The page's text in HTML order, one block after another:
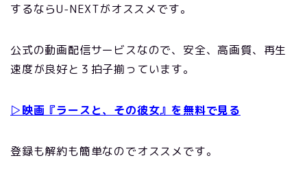
するならU-NEXTがオススメです。
公式の動画配信サービスなので、安全、高画質、再生
速度が良好と３拍子揃っています。
▷映画『ラースと、その彼女』を無料で見る
登録も解約も簡単なのでオススメです。